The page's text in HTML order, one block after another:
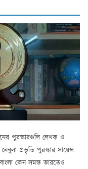
পুরস্কারগুলি লেখক ও
প্রভৃতি পুরস্কার সায়েন্স
কেন সমস্ত ভারতেও